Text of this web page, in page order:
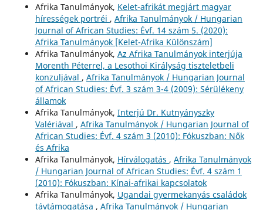
Afrika Tanulmányok, Kelet-afrikát megjárt magyar
hírességek portréi , Afrika Tanulmányok / Hungarian
Journal of African Studies: Évf. 14 szám 5. (2020):
Afrika Tanulmányok [Kelet-Afrika Különszám]
Afrika Tanulmányok, Az Afrika Tanulmányok interjúja
Morenth Péterrel, a Lesothoi Királyság tiszteletbeli
konzuljával , Afrika Tanulmányok / Hungarian Journal
of African Studies: Évf. 3 szám 3-4 (2009): Sérülékeny
államok
Afrika Tanulmányok, Interjú Dr. Kutnyányszky
Valériával , Afrika Tanulmányok / Hungarian Journal of
African Studies: Évf. 4 szám 3 (2010): Fókuszban: Nők
és Afrika
Afrika Tanulmányok, Hírválogatás , Afrika Tanulmányok
/ Hungarian Journal of African Studies: Évf. 4 szám 1
(2010): Fókuszban: Kínai-afrikai kapcsolatok
Afrika Tanulmányok, Ugandai gyermekanyás családok
távtámogatása , Afrika Tanulmányok / Hungarian